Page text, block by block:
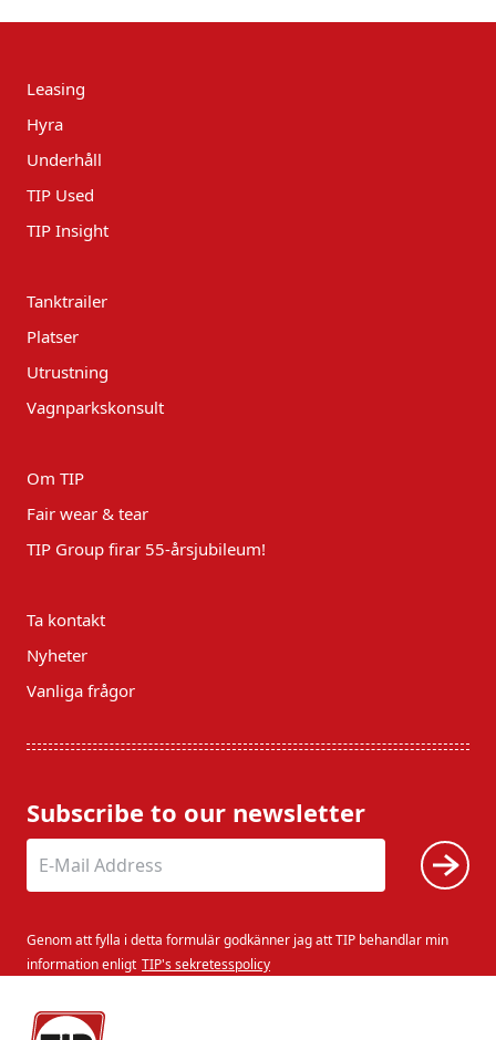
Leasing
Hyra
Underhåll
TIP Used
TIP Insight
Tanktrailer
Platser
Utrustning
Vagnparkskonsult
Om TIP
Fair wear & tear
TIP Group firar 55-årsjubileum!
Ta kontakt
Nyheter
Vanliga frågor
Subscribe to our newsletter
Genom att fylla i detta formulär godkänner jag att TIP behandlar min
information enligt TIP's sekretesspolicy